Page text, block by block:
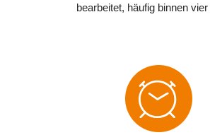
bearbeitet, häufig binnen vier